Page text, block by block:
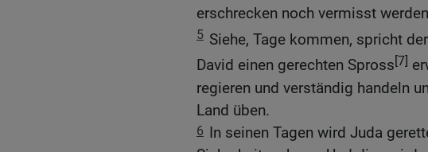
erschrecken noch vermisst
5 Siehe, Tage kommen, spricht
David einen gerechten Spross[7]
regieren und verständig handeln
Land üben.
6 In seinen Tagen wird Juda